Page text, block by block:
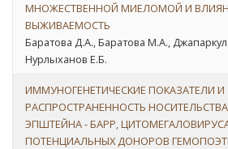
МНОЖЕСТВЕННОЙ МИЕЛОМОЙ И
ВЫЖИВАЕМОСТЬ
Баратова Д.А., Баратова М.А.,
Нурлыханов Е.Б.
ИММУНОГЕНЕТИЧЕСКИЕ ПОКАЗАТЕЛИ И
РАСПРОСТРАНЕННОСТЬ
ЭПШТЕЙНА - БАРР,
ПОТЕНЦИАЛЬНЫХ ДОНОРОВ